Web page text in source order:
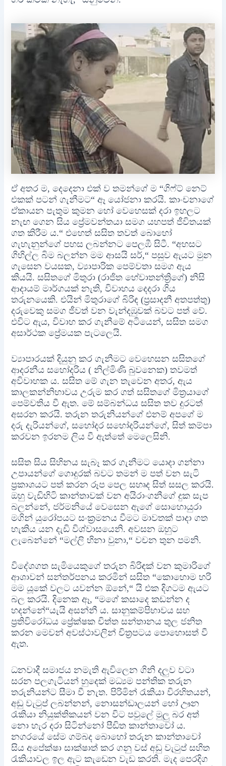
ඒ අතර ම, දෙදෙනා එක් ව තමන්ගේ ම “ගිෆ්ට් නෙට්
එකක් පටන් ගැනීමට“ ඈ යෝජනා කරයි. කාංචනාගේ
ඒකායන පැතුම කුමන හෝ වෙහෙසක් දරා ඉහලට
නැඟ ගෙන සිය ප්‍රේමවන්තයා සමග යහපත් ජීවිතයක්
ගත කිරීම ය.“ එහෙත් සසිත තවත් බොහෝ
ගැහැනුන්ගේ පහස ලබන්නට පෙලඹී සිටී. “අහසට
ගිහිල්ල බිම බලන්න මම ආසයි සර්,“ පසුව ඇයට මුන
ගැසෙන වයසක, ව්‍යාපාරික පෙම්වතා සමග ඇය
කියයි. සසිතගේ මිතුරා (රාජිත හේවාතන්ත්‍රිගේ) නිසි
ආදායම් මාර්ගයක් නැති, විවාහය දෙදරා ගිය
තරුනයෙකි. එයින් මිතුරාගේ බිරිඳ (ප්‍රසාදනී අතපත්තු)
දරුවෙකු සමග ජීවත් වන වැන්දඹුවක් බවට පත් වේ.
එවිට ඇය, විවාහ කර ගැනීමේ අටියෙන්, සසිත සමග
අසාර්ථක ප්‍රේමයක පැටලෙයි.
ව්‍යාපාරයක් දියුනු කර ගැනීමට වෙහෙසන සසිතගේ
ආදරනීය සහෝදරිය ( නිල්මිණි බුවනෙක) තවමත්
අවිවාහක ය. සසිත මේ ගැන තැවෙන අතර, ඇය
කාලකන්නිභාවය උරුම කර ගත් සසිතගේ මිත්‍රයාගේ
පෙම්වතිය වී ඇත. මේ සම්බන්ධය සසිත තව දුරටත්
අසරන කරයි. තරුන තරුනියන්ගේ එනම් අපගේ ම
දරු දැරියන්ගේ, සහෝදර සහෝදරියන්ගේ, සිත් කම්පා
කරවන ඉරනම ලිය වී ඇත්තේ මෙලෙසිනි.
සසිත සිය සිහිනය සැබෑ කර ගැනීමට යොදා ගන්නා
උපායන්ගේ ගොදුරක් බවට තමන් ම පත් වන සැටි
ප්‍රකාශයට පත් කරන රූප පෙල සහෘද සිත් සසල කරයි.
ඔහු වැඩිහිටි කාන්තාවක් වන අයිරාංගනීගේ දුක සැප
බලන්නේ, ජර්මනියේ වෙසෙන ඇගේ සොහොයුරා
මගින් යුරෝපයට සංක්‍රමනය වීමට මාවතක් පාදා ගත
හැකිය යන දැඩි විශ්වාසයෙනි. අවසන ඔහුට
ලැබෙන්නේ “මල්ලි හිනා වුනා,“ වචන තුන පමනි.
විදේශගත සැමියෙකුගේ තරුන බිරිඳක් වන කුමාරිගේ
ආශාවන් සන්තර්පනය කරමින් සසිත “කොහොම හරි
මම යූකේ වලට යවන්න ඕනේ,“ යි එක දිගටම ඇයට
බල කරයි. දිනෙක ඈ, “මගේ කසාදෙ කඩන්න ද
හදන්නේ“යැයි අසන්නී ය. සානුකම්පිභාවය සහ
ප්‍රතිවිරෝධය ප්‍රේක්ෂක චිත්ත සන්තානය තුල ජනිත
කරන මෙවන් අවස්ථාවලින් චිත්‍රපටය පොහොසත් වී
ඇත.
ධනවාදී සමාජය නමැති ඇවිලෙන ගිනි දලුව වටා
සරන පලගැටියන් හුදෙක් මධ්‍යම පන්තික තරුන
තරුනියන්ට සීමා වී නැත. පිරිමින් රැකියා විරහිතයන්,
අඩු වැටුප් ලබන්නන්, නොසන්ඩාලයන් හෝ ඌන
රැකියා නියුක්තිකයන් වන විට පවුලේ මුලු බර අත්
නො හැර දරා සිටින්නෝ පීඩිත කාන්තාවෝ ය.
නගරයේ සේම ගම්බද බොහෝ තරුන කාන්තාවෝ
සිය අපේක්ෂා සාක්ෂාත් කර ගනු වස් අඩු වැටුප් සහිත
රැකියාවල ඉල ඇට කැඩෙන වැඩ කරති. මැද පෙරදිග